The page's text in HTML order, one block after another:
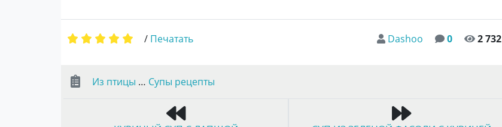
Dashoo 0 2 732
/ Печатать
Из птицы … Супы рецепты